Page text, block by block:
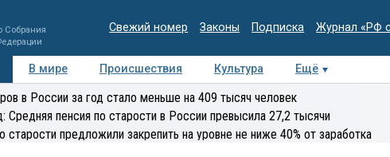
Собрания
Свежий номер Законы Подписка Журнал «РФ
В мире Происшествия Культура Ещё
Медиацентр Интервью Колумнисты
в России за год стало меньше на 409 тысяч человек
Средняя пенсия по старости в России превысила 27,2 тысячи
старости предложили закрепить на уровне не ниже 40% от заработка